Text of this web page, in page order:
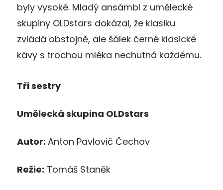
byly vysoké. Mladý ansámbl z umělecké
skupiny OLDstars dokázal, že klasiku
zvládá obstojně, ale šálek černé klasické
kávy s trochou mléka nechutná každému.
Tři sestry
Umělecká skupina OLDstars
Autor: Anton Pavlovič Čechov
Režie: Tomáš Staněk